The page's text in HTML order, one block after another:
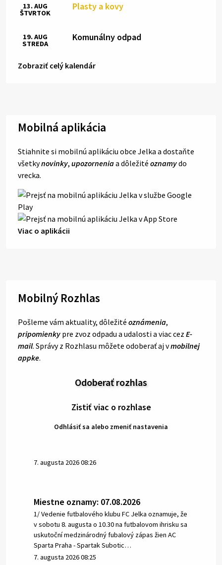
Plasty a kovy
13. AUG
ŠTVRTOK
Komunálny odpad
19. AUG
STREDA
Zobraziť celý kalendár
Mobilná aplikácia
Stiahnite si mobilnú aplikáciu obce Jelka a dostaňte
všetkynovinky, upozorneniaa dôležité oznamydo
vrecka.
Viac o aplikácii
Mobilný Rozhlas
Pošleme vám aktuality, dôležité oznámenia,
pripomienky pre zvoz odpadu a udalosti a viac cez E-
mail. Správy z Rozhlasu môžete odoberať aj vmobilnej
appke.
Odoberať rozhlas
Zistiť viac o rozhlase
Odhlásiť sa alebo zmeniť nastavenia
7. augusta 2026 08:26
Miestne oznamy: 07.08.2026
1/ Vedenie futbalového klubu FC Jelka oznamuje, že
v sobotu 8. augusta o 10.30 na futbalovom ihrisku sa
uskutoční medzinárodný fubalový zápas žien AC
Sparta Praha - Spartak Subotic…
7. augusta 2026 08:25